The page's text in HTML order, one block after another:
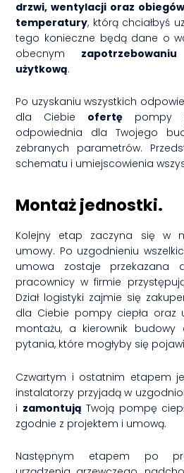
drzwi, wentylacji oraz obiegów
temperatury, którą chciałbyś
tego konieczne będą dane o
obecnym zapotrzebowaniu
użytkową.
Po uzyskaniu wszystkich
dla Ciebie ofertę pompy
odpowiednia dla Twojego
zebranych parametrów.
schematu i umiejscowienia
Montaż jednostki.
Kolejny etap zaczyna się w
umowy. Po uzgodnieniu
umowa zostaje przekazana
pracownicy w firmie
Dział logistyki zajmie się
dla Ciebie pompy ciepła oraz
montażu, a kierownik budowy
pytania, które mogłyby się
Czwartym i ostatnim etapem
instalatorzy przyjadą w
i zamontują Twoją pompę
zgodnie z projektem i umową.
Następnym etapem po